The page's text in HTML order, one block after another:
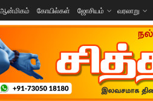
ஆன்மிகம் கோயில்கள் ஜோசியம் வரலாறு